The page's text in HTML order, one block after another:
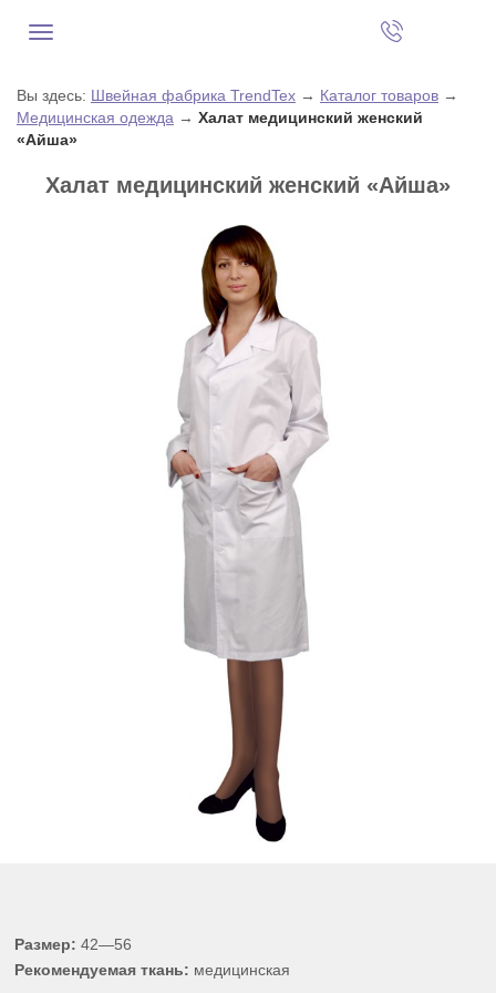
Вы здесь: Швейная фабрика TrendTex → Каталог товаров →
Медицинская одежда → Халат медицинский женский
«Айша»
Халат медицинский женский «Айша»
Размер:42—56
Рекомендуемая ткань: медицинская